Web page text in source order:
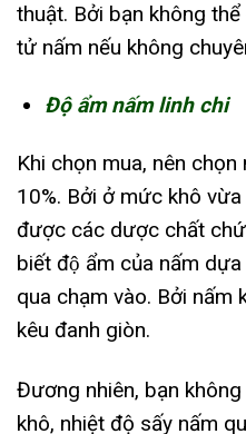
thuật. Bởi bạn không
tử nấm nếu không
Độ ẩm nấm linh chi
Khi chọn mua, nên
10%. Bởi ở mức khô
được các dược chất
biết độ ẩm của nấm
qua chạm vào. Bởi nấm
kêu đanh giòn.
Đương nhiên, bạn
khô, nhiệt độ sấy nấm